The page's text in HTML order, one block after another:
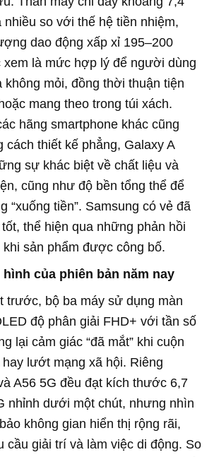
nhiều so với thế hệ tiền nhiệm,
dao động xấp xỉ 195–200
là mức hợp lý để người dùng
không mỏi, đồng thời thuận tiện
mang theo trong túi xách.
hãng smartphone khác cũng
cách thiết kế phẳng, Galaxy A
sự khác biệt về chất liệu và
cũng như độ bền tổng thể để
“xuống tiền”. Samsung có vẻ đã
thể hiện qua những phản hồi
sản phẩm được công bố.
của phiên bản năm nay
trước, bộ ba máy sử dụng màn
độ phân giải FHD+ với tần số
lại cảm giác “đã mắt” khi cuộn
lướt mạng xã hội. Riêng
A56 5G đều đạt kích thước 6,7
nhỉnh dưới một chút, nhưng nhìn
không gian hiển thị rộng rãi,
cầu giải trí và làm việc di động. So